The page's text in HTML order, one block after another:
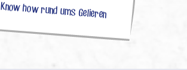
Know how rund ums Gelieren